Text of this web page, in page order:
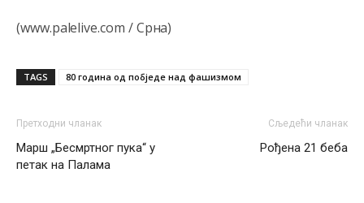
(www.palelive.com / Срна)
TAGS 80 година од побједе над фашизмом
Претходни чланак
Марш „Бесмртног пука“ у
петак на Палама
Сљедећи чланак
Рођена 21 беба
БиХ није гласала да је тзв.Косово држава. Лупаш ко к у
р а ц по самару луди турко.
Dobro zboris 791,ovaj721 dok nije bilo interneta,samo
mu je porodica znala da je glup!